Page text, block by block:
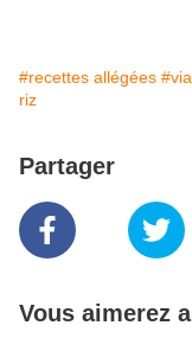
#recettes allégées
riz
Partager
Vous aimerez